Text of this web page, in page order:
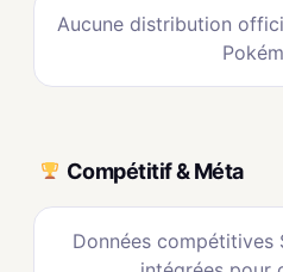
Aucune distribution
Compétitif & Méta
Données compétitives